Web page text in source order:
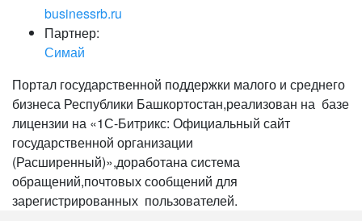
businessrb.ru
Партнер:
Симай
Портал государственной поддержки малого и среднего
бизнеса Республики Башкортостан,реализован на базе
лицензии на «1С-Битрикс: Официальный сайт
государственной организации
(Расширенный)»,доработана система
обращений,почтовых сообщений для
зарегистрированных пользователей.